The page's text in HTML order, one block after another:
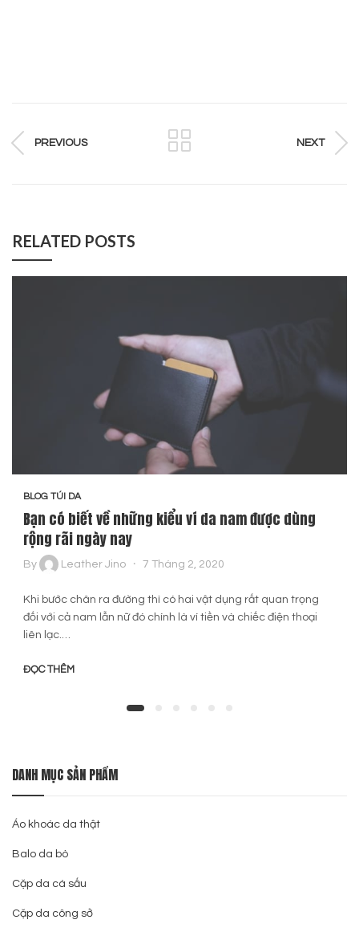
PREVIOUS NEXT
RELATED POSTS
BLOG TÚI DA
Bạn có biết về những kiểu ví da nam được dùng
rộng rãi ngày nay
By Leather Jino 7 Tháng 2, 2020
Khi bước chân ra đường thì có hai vật dụng rất quan trọng
đối với cả nam lẫn nữ đó chính là ví tiền và chiếc điện thoại
liên lạc.…
ĐỌC THÊM
DANH MỤC SẢN PHẨM
Áo khoác da thật
Balo da bò
Cặp da cá sấu
Cặp da công sở